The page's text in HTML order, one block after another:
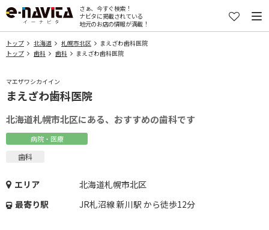
さぁ、今すぐ検索！
ナビタに掲載されている
地元のお店の情報が満載！
トップ 北海道 札幌市北区
まえざわ歯科医院
トップ
歯科 歯科 まえざわ歯科医院
マエザワシカイイン
まえざわ歯科医院
北海道札幌市北区にある、おすすめの歯科です
病院・医療
歯科
エリア
北海道札幌市北区
最寄り駅
JR札沼線 新川駅 から徒歩12分